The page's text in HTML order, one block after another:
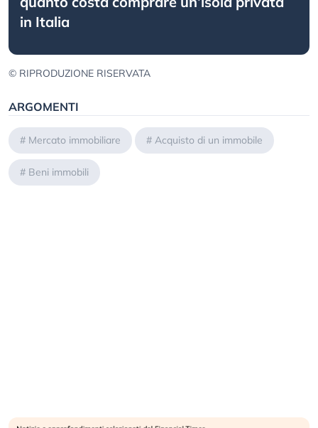
in Italia
© RIPRODUZIONE RISERVATA
ARGOMENTI
# Mercato immobiliare # Acquisto di un immobile
# Beni immobili